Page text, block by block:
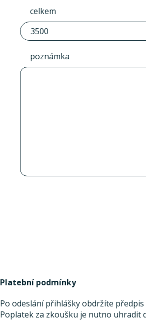
celkem
poznámka
Platební podmínky
Po odeslání přihlášky obdržíte
Poplatek za zkoušku je nutno uhradit